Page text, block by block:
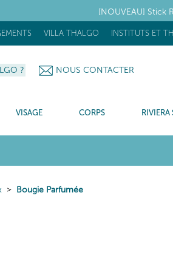
[NOUVEAU] Stick
VILLA THALGO INSTITUTS ET
? NOUS CONTACTER
VISAGE CORPS RIVIERA
Bougie Parfumée